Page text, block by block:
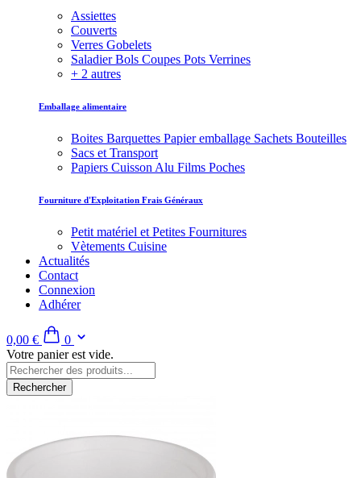
Assiettes
Couverts
Verres Gobelets
Saladier Bols Coupes Pots Verrines
+ 2 autres
Emballage alimentaire
Boites Barquettes Papier emballage Sachets Bouteilles
Sacs et Transport
Papiers Cuisson Alu Films Poches
Fourniture d'Exploitation Frais Généraux
Petit matériel et Petites Fournitures
Vètements Cuisine
Actualités
Contact
Connexion
Adhérer
0,00 €
0
Votre panier est vide.
Rechercher